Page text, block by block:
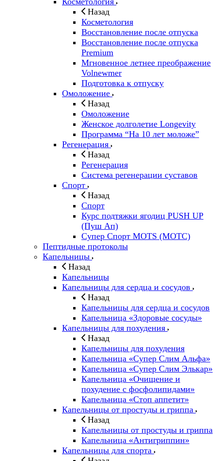
Назад
Косметология
Восстановление после отпуска
Восстановление после отпуска
Premium
Мгновенное летнее преображение
Volnewmer
Подготовка к отпуску
Омоложение
Назад
Омоложение
Женское долголетие Longevity
Программа “На 10 лет моложе”
Регенерация
Назад
Регенерация
Система регенерации суставов
Спорт
Назад
Спорт
Курс подтяжки ягодиц PUSH UP
(Пуш Ап)
Супер Спорт MOTS (МОТС)
Пептидные протоколы
Капельницы
Назад
Капельницы
Капельницы для сердца и сосудов
Назад
Капельницы для сердца и сосудов
Капельница «Здоровые сосуды»
Капельницы для похудения
Назад
Капельницы для похудения
Капельница «Супер Слим Альфа»
Капельница «Супер Слим Элькар»
Капельница «Очищение и
похудение с фосфолипидами»
Капельница «Стоп аппетит»
Капельницы от простуды и гриппа
Назад
Капельницы от простуды и гриппа
Капельница «Антигриппин»
Капельницы для спорта